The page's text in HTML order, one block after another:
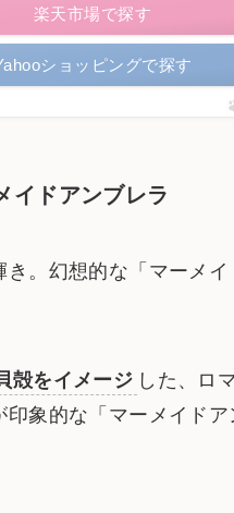
楽天市場で探す
ショッピングで探す
イドアンブレラ
き。幻想的な「マーメ
殻をイメージ した、ロ
印象的な「マーメイドア